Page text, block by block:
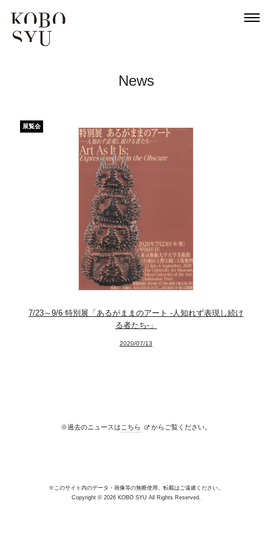
News
Exhibitions
Projects
Goods
Media
Access
Link
Instagram
Youtube
News
展覧会
7/23～9/6 特別展「あるがままのアート -人知れず表現し続け
る者たち-」
2020/07/13
※過去のニュースは こちら からご覧ください。
※このサイト内のデータ・画像等の無断使用、転載はご遠慮ください。
Copyright © 2026 KOBO SYU All Rights Reserved.